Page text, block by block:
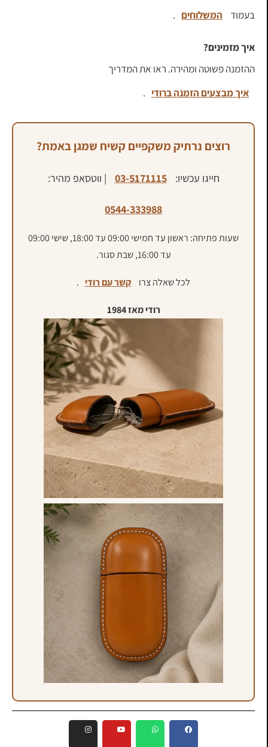
בעמוד המשלוחים
איך מזמינים?
ההזמנה פשוטה ומהירה. ראו את המדריך
איך מבצעים הזמנה ברודי
רוצים נרתיק משקפיים קשיח שמגן באמת?
חייגו עכשיו: 03-5171115 | ווטסאפ מהיר:
0544-333988
שעות פתיחה: ראשון עד חמישי 09:00 עד 18:00, שישי 09:00
עד 16:00, שבת סגור.
לכל שאלה צרו קשר עם רודי
רודי מאז 1984